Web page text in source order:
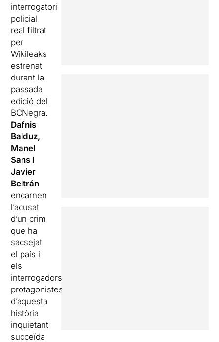
interrogatori
policial
real filtrat
per
Wikileaks
estrenat
durant la
passada
edició del
BCNegra.
Dafnis
Balduz,
Manel
Sans i
Javier
Beltrán
encarnen
l’acusat
d’un crim
que ha
sacsejat
el país i
els
interrogadors
protagonistes
d’aquesta
història
inquietant
succeïda